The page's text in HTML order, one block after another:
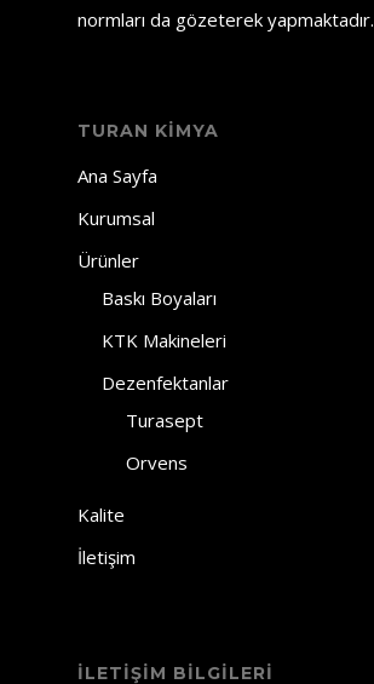
normları da gözeterek yapmaktadır.
TURAN KIMYA
Ana Sayfa
Kurumsal
Ürünler
Baskı Boyaları
KTK Makineleri
Dezenfektanlar
Turasept
Orvens
Kalite
İletişim
İLETİŞİM BİLGİLERİ